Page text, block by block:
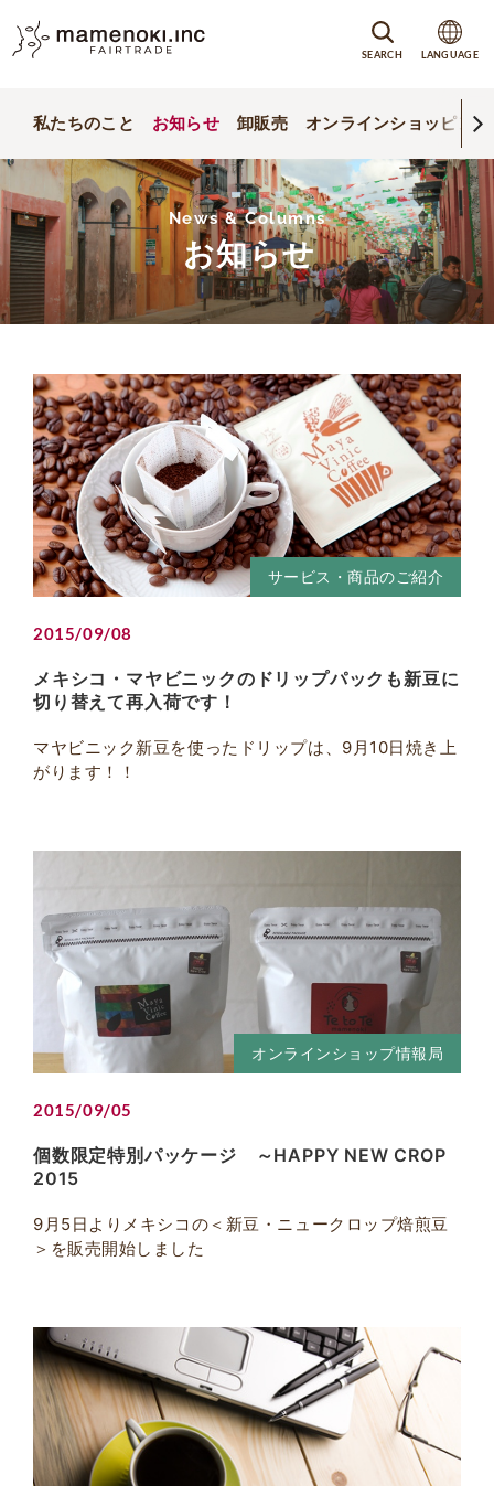
SEARCH LANGUAGE
私たちのこと お知らせ 卸販売 オンラインショッピング
News & Columns
お知らせ
サービス・商品のご紹介
2015/09/08
メキシコ・マヤビニックのドリップパックも新豆に
切り替えて再入荷です！
マヤビニック新豆を使ったドリップは、9月10日焼き上
がります！！
オンラインショップ情報局
2015/09/05
個数限定特別パッケージ ～HAPPY NEW CROP
2015
9月5日よりメキシコの＜新豆・ニュークロップ焙煎豆
＞を販売開始しました